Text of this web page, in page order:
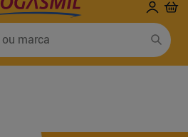
marca